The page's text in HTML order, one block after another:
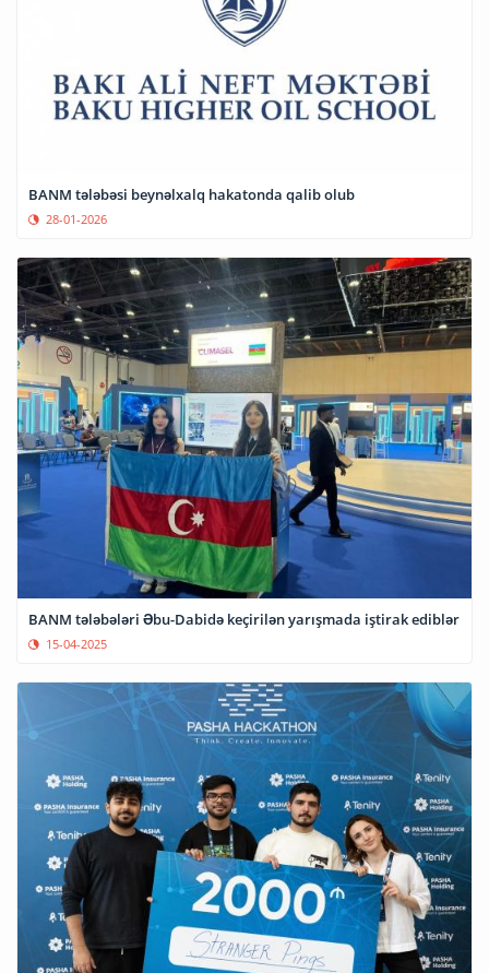
BANM tələbəsi beynəlxalq hakatonda qalib olub
28-01-2026
BANM tələbələri Əbu-Dabidə keçirilən yarışmada iştirak ediblər
15-04-2025